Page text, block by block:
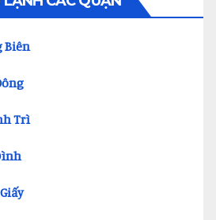
Biên
Trì